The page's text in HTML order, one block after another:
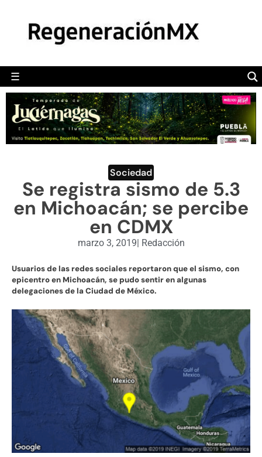
☰
POLÍTICA
CAMALEÓN
OPINIÓN
DEPORTES
ENGLISH SECTION
VIDEOS
Sociedad
Se registra sismo de 5.3
en Michoacán; se percibe
en CDMX
marzo 3, 2019| Redacción
Usuarios de las redes sociales reportaron que el sismo, con
epicentro en Michoacán, se pudo sentir en algunas
delegaciones de la Ciudad de México.